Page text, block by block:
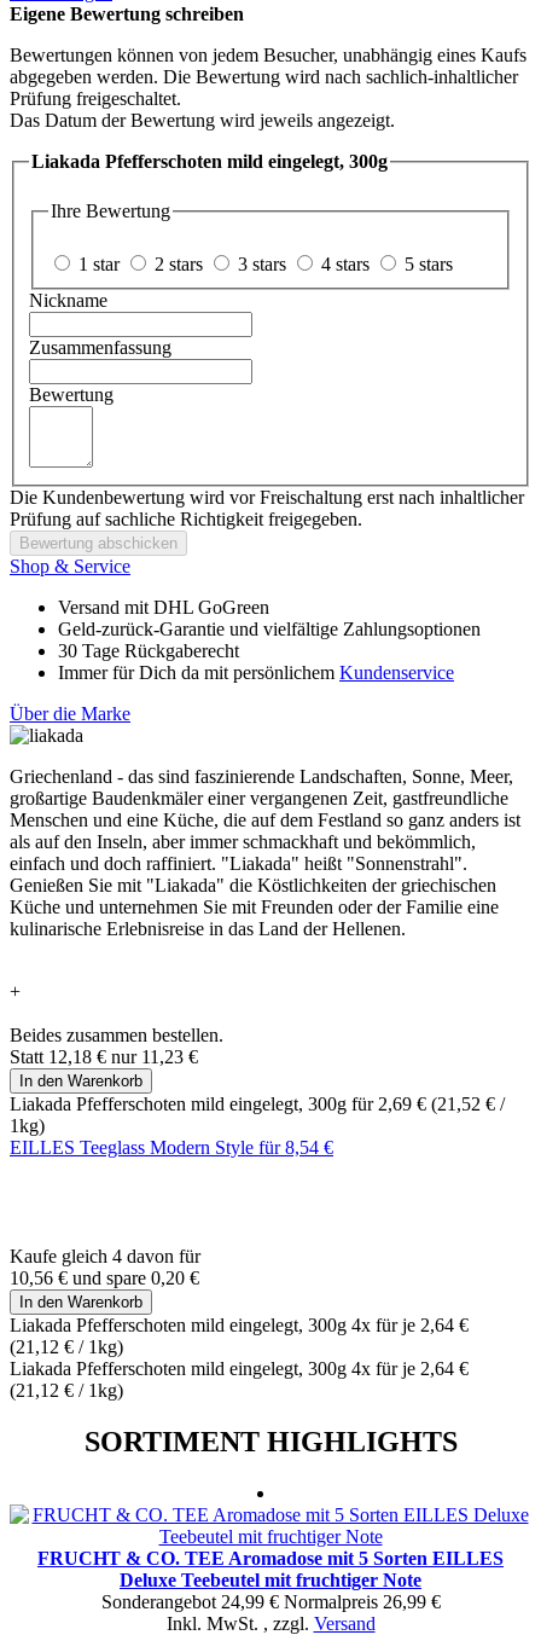
Eigene Bewertung schreiben
Bewertungen können von jedem Besucher, unabhängig eines Kaufs
abgegeben werden. Die Bewertung wird nach sachlich-inhaltlicher
Prüfung freigeschaltet.
Das Datum der Bewertung wird jeweils angezeigt.
Liakada Pfefferschoten mild eingelegt, 300g
Ihre Bewertung
1 star 2 stars 3 stars 4 stars
5 stars
Nickname
Zusammenfassung
Bewertung
Die Kundenbewertung wird vor Freischaltung erst nach inhaltlicher
Prüfung auf sachliche Richtigkeit freigegeben.
Bewertung abschicken
Shop & Service
Versand mit DHL GoGreen
Geld-zurück-Garantie und vielfältige Zahlungsoptionen
30 Tage Rückgaberecht
Immer für Dich da mit persönlichem Kundenservice
Über die Marke
Griechenland - das sind faszinierende Landschaften, Sonne, Meer,
großartige Baudenkmäler einer vergangenen Zeit, gastfreundliche
Menschen und eine Küche, die auf dem Festland so ganz anders ist
als auf den Inseln, aber immer schmackhaft und bekömmlich,
einfach und doch raffiniert. "Liakada" heißt "Sonnenstrahl".
Genießen Sie mit "Liakada" die Köstlichkeiten der griechischen
Küche und unternehmen Sie mit Freunden oder der Familie eine
kulinarische Erlebnisreise in das Land der Hellenen.
+
Beides zusammen bestellen.
Statt 12,18 € nur 11,23 €
In den Warenkorb
Liakada Pfefferschoten mild eingelegt, 300g für 2,69 € (21,52 € /
1kg)
EILLES Teeglass Modern Style für8,54 €
Kaufe gleich 4 davon für
10,56 € und spare 0,20 €
In den Warenkorb
Liakada Pfefferschoten mild eingelegt, 300g 4x für je 2,64 €
(21,12 € / 1kg)
Liakada Pfefferschoten mild eingelegt, 300g 4x für je 2,64 €
(21,12 € / 1kg)
SORTIMENT HIGHLIGHTS
FRUCHT & CO. TEE Aromadose mit 5 Sorten EILLES
Deluxe Teebeutel mit fruchtiger Note
Sonderangebot 24,99 € Normal­preis 26,99 €
Inkl. MwSt. , zzgl. Versand